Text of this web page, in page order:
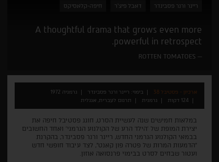
ריינר ורנר פסבינדר דאבל פיצ'ר חיפה-קלאסיקס
A thoughtful drama that grows even more
powerful in retrospect.
ROTTEN TOMATOES
ארכיון - פסטיבל 38 בימוי: ריינר ורנר פסבינדר
גרמניה 1972
124 דקות
גרמנית תרגום לעברית, אנגלית
במלאות חמישים שנה לעשיית הסרט, חוגג פסטיבל חיפה את
יצירת המופת של 'הילד הרע של הקולנוע הגרמני' ואחד החשובים
בבמאי הקולנוע הגרמני החדש, ריינר ורנר פסבינדר, בהקרנת
"הדמעות המרות של פטרה פון קאנט", לצד עיבוד חופשי חדש
ועטור שבחים לסרט בבימוי פרנסואה אוזון.